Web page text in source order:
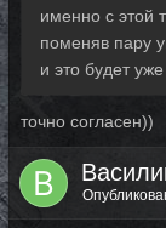
именно с этой
поменяв пару
и это будет
точно согласен))